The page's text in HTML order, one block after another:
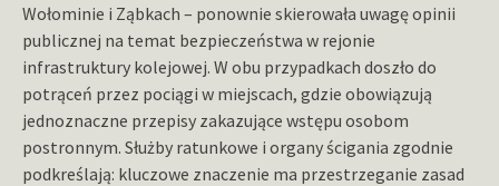
Wołominie i Ząbkach – ponownie skierowała uwagę opinii
publicznej na temat bezpieczeństwa w rejonie
infrastruktury kolejowej. W obu przypadkach doszło do
potrąceń przez pociągi w miejscach, gdzie obowiązują
jednoznaczne przepisy zakazujące wstępu osobom
postronnym. Służby ratunkowe i organy ścigania zgodnie
podkreślają: kluczowe znaczenie ma przestrzeganie zasad